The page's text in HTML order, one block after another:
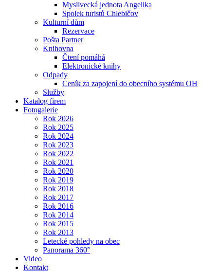
Myslivecká jednota Angelika
Spolek turistů Chlebičov
Kulturní dům
Rezervace
Pošta Partner
Knihovna
Čtení pomáhá
Elektronické knihy
Odpady
Ceník za zapojení do obecního systému OH
Služby
Katalog firem
Fotogalerie
Rok 2026
Rok 2025
Rok 2024
Rok 2023
Rok 2022
Rok 2021
Rok 2020
Rok 2019
Rok 2018
Rok 2017
Rok 2016
Rok 2014
Rok 2015
Rok 2013
Letecké pohledy na obec
Panorama 360°
Video
Kontakt